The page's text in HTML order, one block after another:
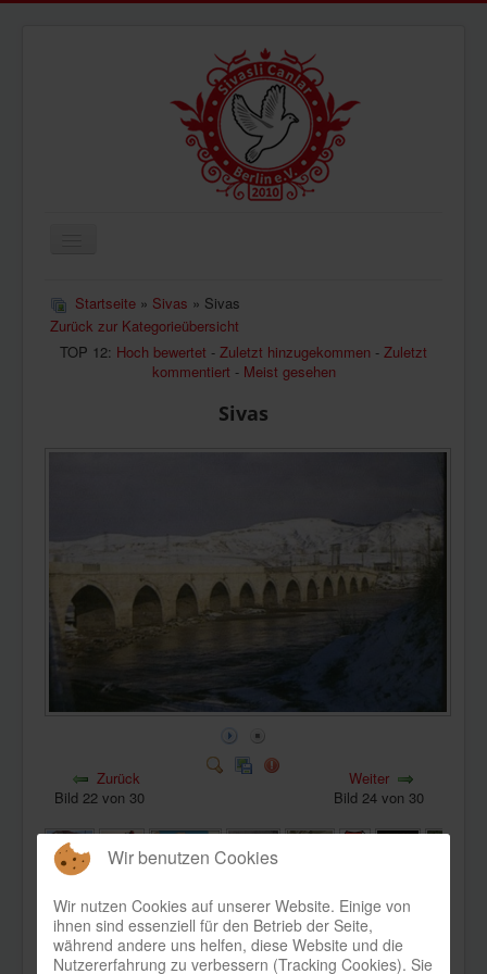
ÜBERUNS
AKTUELLES
Startseite » Sivas » Sivas
Zurück zur Kategorieübersicht
TOP 12: Hoch bewertet - Zuletzt hinzugekommen - Zuletzt
kommentiert - Meist gesehen
Sivas
Zurück
Bild 22 von 30
Weiter
Bild 24 von 30
Bild-Informationen
Wir benutzen Cookies
Wir nutzen Cookies auf unserer Website. Einige von
ihnen sind essenziell für den Betrieb der Seite,
während andere uns helfen, diese Website und die
Nutzererfahrung zu verbessern (Tracking Cookies). Sie